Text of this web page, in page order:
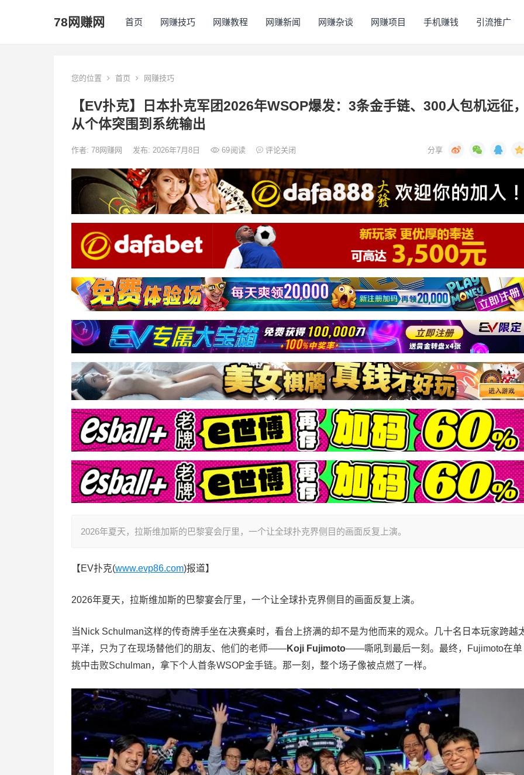
78网赚网 首页 网赚技巧 网赚教程 网赚新闻 网赚杂谈 网赚项目 手机赚钱 引流推广
您的位置 首页 网赚技巧
【EV扑克】日本扑克军团2026年WSOP爆发：3条金手链、300人包机远征
从个体突围到系统输出
作者: 78网赚网 发布: 2026年7月8日 69阅读 评论关闭
2026年夏天，拉斯维加斯的巴黎宴会厅里，一个让全球扑克界侧目的画面反复上演。
【EV扑克(www.evp86.com)报道】
2026年夏天，拉斯维加斯的巴黎宴会厅里，一个让全球扑克界侧目的画面反复上演。
当Nick Schulman这样的传奇牌手坐在决赛桌时，看台上挤满的却不是为他而来的观众。几十名日本玩家跨越
平洋，只为了在现场替他们的朋友、他们的老师——Koji Fujimoto——嘶吼到最后一刻。最终，Fujimoto在单
挑中击败Schulman，拿下个人首条WSOP金手链。那一刻，整个场子像被点燃了一样。